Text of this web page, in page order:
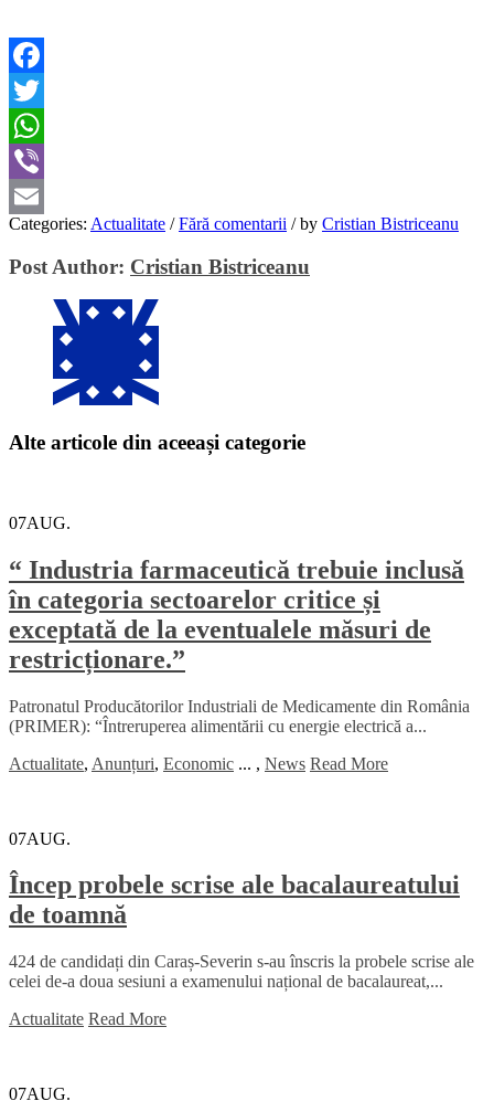
Facebook
Twitter
WhatsApp
Viber
Email
Categories: Actualitate / Fără comentarii /by Cristian Bistriceanu
Post Author: Cristian Bistriceanu
Alte articole din aceeași categorie
07AUG.
“ Industria farmaceutică trebuie inclusă
în categoria sectoarelor critice și
exceptată de la eventualele măsuri de
restricționare.”
Patronatul Producătorilor Industriali de Medicamente din România
(PRIMER): “Întreruperea alimentării cu energie electrică a...
Actualitate, Anunțuri, Economic ... , News Read More
07AUG.
Încep probele scrise ale bacalaureatului
de toamnă
424 de candidați din Caraș-Severin s-au înscris la probele scrise ale
celei de-a doua sesiuni a examenului național de bacalaureat,...
Actualitate Read More
07AUG.